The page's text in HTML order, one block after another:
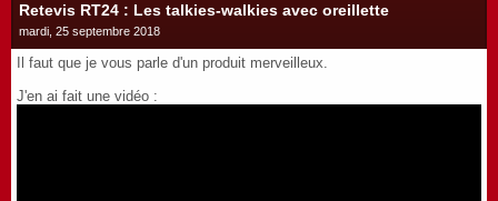
Retevis RT24 : Les talkies-walkies avec oreillette
mardi, 25 septembre 2018
Il faut que je vous parle d'un produit merveilleux.
J'en ai fait une vidéo :